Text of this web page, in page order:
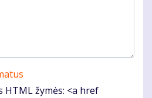
HTML žymės: <a href